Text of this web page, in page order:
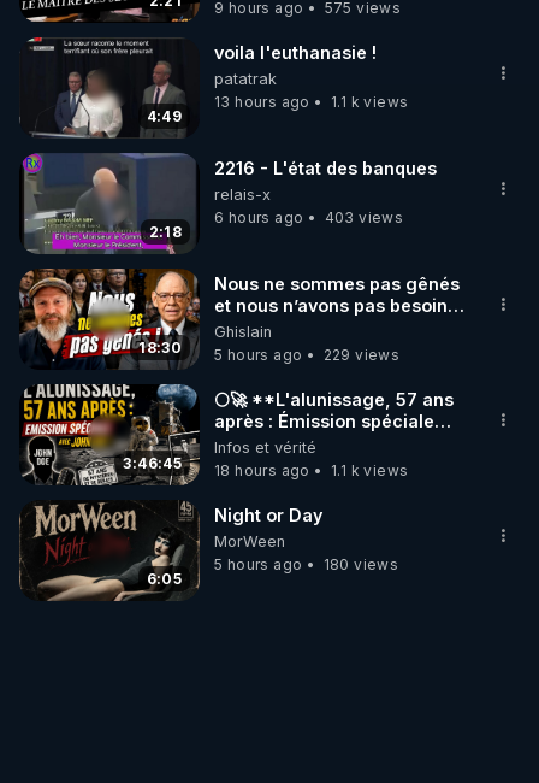
code : REGENERE10
▶ 30 jours gratuit sur l’application de méditation et
de bien-être ENVOL :
Rendez-vous sur
le code : REGENERE
9 hours ago 575 views
4:49
voila l'euthanasie !
patatrak
13 hours ago
1.1 k views
2:18
2216 - L'état des banques
relais-x
6 hours ago
403 views
18:30
Nous ne sommes pas gênés
et nous n’avons pas besoin
de nous excuser ! #jw
#jehovah #collegecentral
Ghislain
5 hours ago
229 views
3:46:45
🌕🚀 **L'alunissage, 57 ans
après : Émission spéciale
avec John Doe !** 👨 🚀✨
Infos et vérité
18 hours ago
1.1 k views
6:05
Night or Day
MorWeen
5 hours ago
180 views